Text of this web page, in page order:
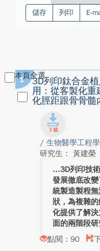
儲存 列印 E-
本頁全選
1
3D列印鈦合金
用：從客製化
化脛距跟骨骨髓
/ 生物醫學工程
研究生： 黃建榮
3D列印技
發展徹底改
統製造製程
狀，為複雜
化提供了解
面的兩階段
點閱：90